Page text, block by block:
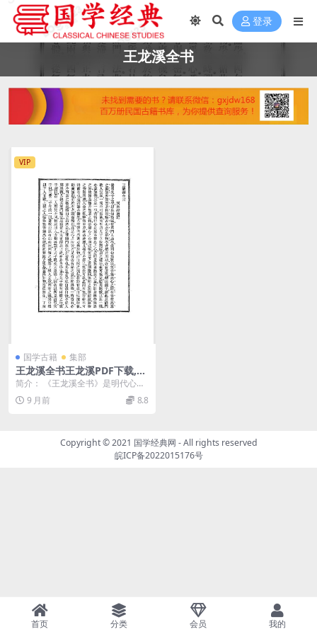
登录
王龙溪全书
VIP
国学古籍 集部
王龙溪全书王龙溪PDF下载,王
畿全书三省堂
简介： 《王龙溪全书》是明代心学
大家王畿（号龙溪）的著作汇编，
亦常称作《王龙溪先...
9 月前 8.8
Copyright © 2021 国学经典网 - All rights reserved
皖ICP备2022015176号
首页 分类 会员 我的